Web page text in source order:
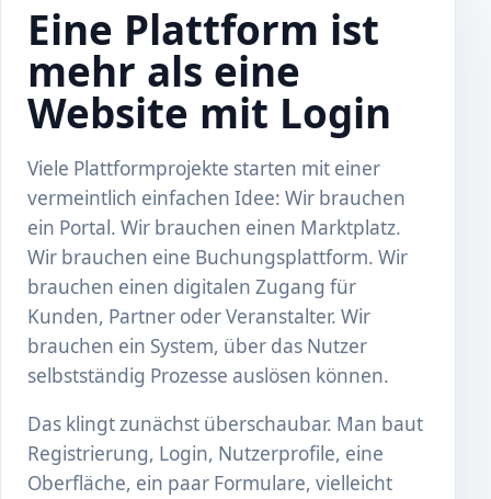
Eine Plattform ist
mehr als eine
Website mit Login
Viele Plattformprojekte starten mit einer
vermeintlich einfachen Idee: Wir brauchen
ein Portal. Wir brauchen einen Marktplatz.
Wir brauchen eine Buchungsplattform. Wir
brauchen einen digitalen Zugang für
Kunden, Partner oder Veranstalter. Wir
brauchen ein System, über das Nutzer
selbstständig Prozesse auslösen können.
Das klingt zunächst überschaubar. Man baut
Registrierung, Login, Nutzerprofile, eine
Oberfläche, ein paar Formulare, vielleicht